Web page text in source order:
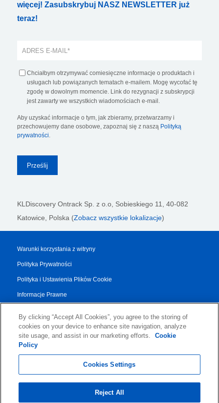
więcej! Zasubskrybuj NASZ NEWSLETTER już
teraz!
Chciałbym otrzymywać comiesięczne informacje o produktach i
usługach lub powiązanych tematach e-mailem. Mogę wycofać tę
zgodę w dowolnym momencie. Link do rezygnacji z subskrypcji
jest zawarty we wszystkich wiadomościach e-mail.
Aby uzyskać informacje o tym, jak zbieramy, przetwarzamy i
przechowujemy dane osobowe, zapoznaj się z naszą Polityką
prywatności.
KLDiscovery Ontrack Sp. z o.o, Sobieskiego 11, 40-082
Katowice, Polska (Zobacz wszystkie lokalizacje)
Warunki korzystania z witryny
Polityka Prywatności
Polityka i Ustawienia Plików Cookie
Informacje Prawne
Regulamin Dotyczący Usług
Authorised Partner Agreement
By clicking “Accept All Cookies”, you agree to the storing of
cookies on your device to enhance site navigation, analyze
site usage, and assist in our marketing efforts.
Cookie
Policy
Cookies Settings
Reject All